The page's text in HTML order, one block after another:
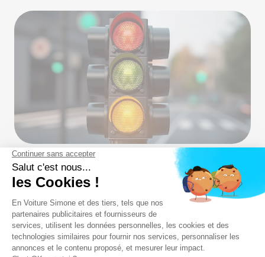
Lorsqu’un feu de signalisation affiche un orange
clignotant à la place du feu vert, le conducteur du
véhicule doit alors être très attentif à ce qui
l’entoure et ralentir son allure. Le feu orange
clignotant en basannonce un danger spécifique
(travaux, sorties d’école, etc.). Le conducteur doit